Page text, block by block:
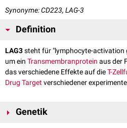
Synonyme: CD223, LAG-3
Definition
LAG3steht für "lymphocyte-activation
um ein Transmembranprotein aus der
das verschiedene Effekte auf dieT-
Drug Targetverschiedener
Genetik